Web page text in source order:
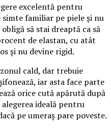
excelentă pentru
simte familiar pe piele și nu
să stai dreaptă ca să
de elastan, cu atât
și nu devine rigid.
cald, dar trebuie
iar asta face parte
orice cută apărută după
ideală pentru
pe umeraș pare poveste.